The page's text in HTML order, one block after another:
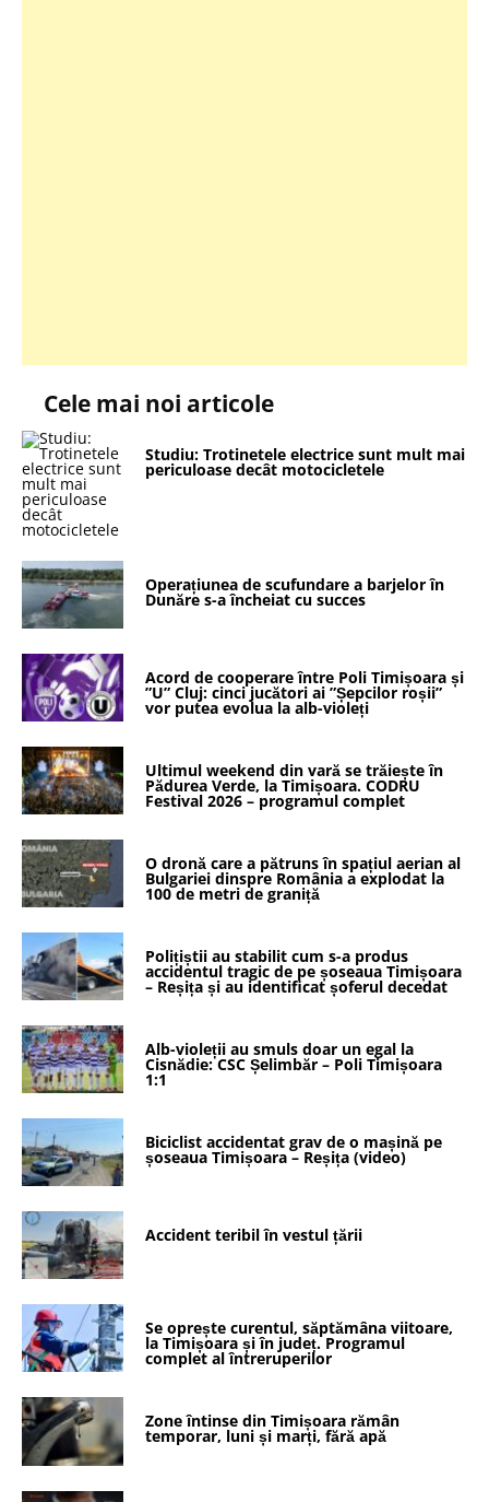
Cele mai noi articole
Studiu: Trotinetele electrice sunt mult mai
periculoase decât motocicletele
Operațiunea de scufundare a barjelor în
Dunăre s-a încheiat cu succes
Acord de cooperare între Poli Timișoara și
”U” Cluj: cinci jucători ai ”Șepcilor roșii”
vor putea evolua la alb-violeți
Ultimul weekend din vară se trăiește în
Pădurea Verde, la Timișoara. CODRU
Festival 2026 – programul complet
O dronă care a pătruns în spațiul aerian al
Bulgariei dinspre România a explodat la
100 de metri de graniță
Polițiștii au stabilit cum s-a produs
accidentul tragic de pe șoseaua Timișoara
– Reșița și au identificat șoferul decedat
Alb-violeții au smuls doar un egal la
Cisnădie: CSC Șelimbăr – Poli Timișoara
1:1
Biciclist accidentat grav de o mașină pe
șoseaua Timișoara – Reșița (video)
Accident teribil în vestul țării
Se oprește curentul, săptămâna viitoare,
la Timișoara și în județ. Programul
complet al întreruperilor
Zone întinse din Timișoara rămân
temporar, luni și marți, fără apă